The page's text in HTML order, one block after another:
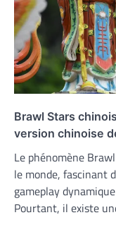
Brawl Stars
version chinoise
Le phénomène
le monde, fascinant
gameplay
Pourtant, il existe